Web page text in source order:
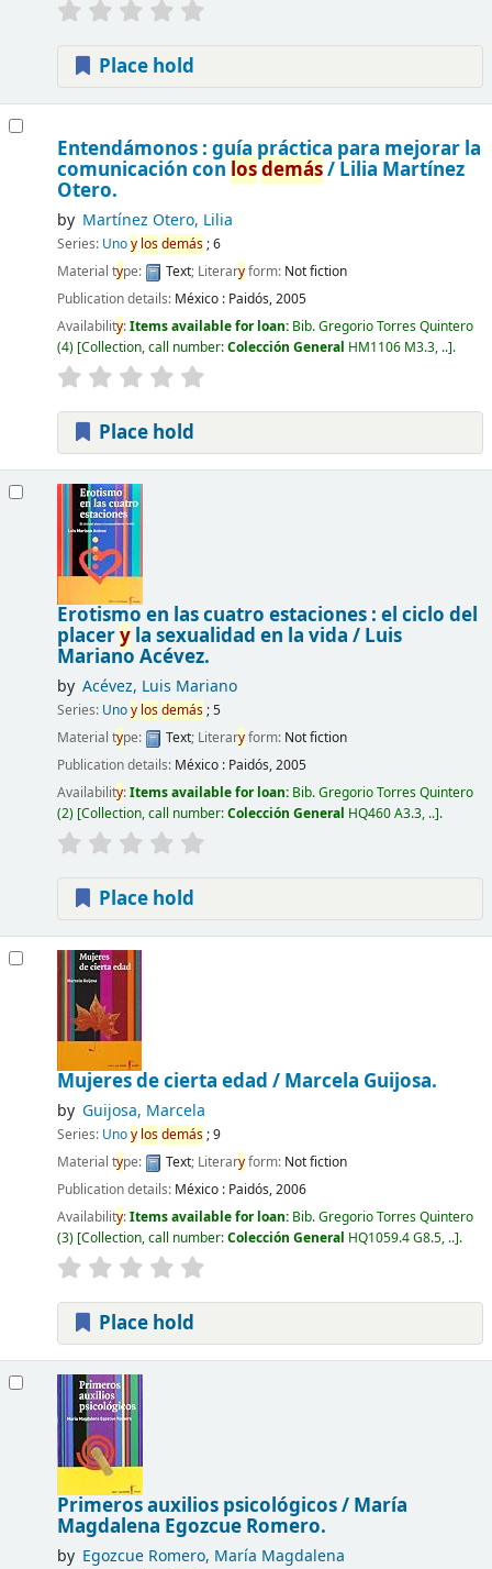
Place hold
Entendámonos : guía práctica para mejorar la
comunicación con losdemás/ Lilia Martínez
Otero.
by Martínez Otero, Lilia
Series: Unoy losdemás; 6
Material type: Text; Literaryform: Not fiction
Publication details: México : Paidós,2005
Availability:Items available for loan: Bib. Gregorio Torres Quintero
(4) Collection, call number:Colección General HM1106 M3.3, .. .
Place hold
Erotismo en las cuatro estaciones : el ciclo del
placeryla sexualidad en la vida / Luis
Mariano Acévez.
by Acévez, Luis Mariano
Series: Unoy losdemás; 5
Material type: Text; Literaryform: Not fiction
Publication details: México : Paidós,2005
Availability:Items available for loan: Bib. Gregorio Torres Quintero
(2) Collection, call number:Colección General HQ460 A3.3, .. .
Place hold
Mujeres de cierta edad / Marcela Guijosa.
by Guijosa, Marcela
Series: Unoy losdemás; 9
Material type: Text; Literaryform: Not fiction
Publication details: México : Paidós,2006
Availability:Items available for loan: Bib. Gregorio Torres Quintero
(3) Collection, call number:Colección General HQ1059.4 G8.5, .. .
Place hold
Primeros auxilios psicológicos / María
Magdalena Egozcue Romero.
by Egozcue Romero, María Magdalena